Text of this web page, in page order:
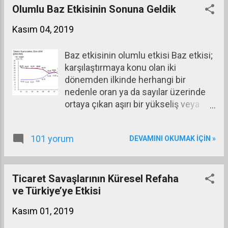
Merkez Bankası’nın bankaları
düşürülmesi bir yandan da piyasadaki
Bankası tarafından satın alınarak
karşılığında para verilmesi yoluyla
uygulandı. Aşağıdaki iki grafikten
soldaki ABD Merkez Bankasının (Fed)
bankaları fonlarken uyguladığı faiz
satın alıp karşılığında piyasaya para
vermesi sonucu bilançosunun
aktifindeki artışı gösteriyor.
Olumlu Baz Etkisinin Sonuna Geldik
Kasım 04, 2019
Baz etkisinin olumlu etkisi Baz etkisi;
karşılaştırmaya konu olan iki
dönemden ilkinde herhangi bir
nedenle oran ya da sayılar üzerinde
ortaya çıkan aşırı bir yükseliş veya
etki bir sonraki döneme ilişkin
Baz etkisini bu yılın Eylül ayı
enflasyonunu geçen yılın Eylül ayı
enflasyonuyla karşılaştırarak
yaşanan kur artışları sonucu Eylül
101 yorum DEVAMINI OKUMAK IÇIN »
Ticaret Savaşlarının Küresel Refaha
ve Türkiye’ye Etkisi
Kasım 01, 2019